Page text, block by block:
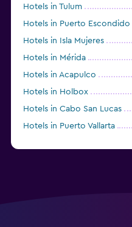
Hotels in Tulum
Hotels in Puerto Escondido
Hotels in Isla Mujeres
Hotels in Mérida
Hotels in Acapulco
Hotels in Holbox
Hotels in Cabo San Lucas
Hotels in Puerto Vallarta